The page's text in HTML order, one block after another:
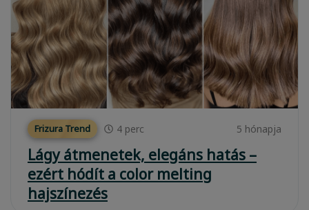
Frizura Trend 4 perc 5 hónapja
Lágy átmenetek, elegáns hatás –
ezért hódít a color melting
hajszínezés